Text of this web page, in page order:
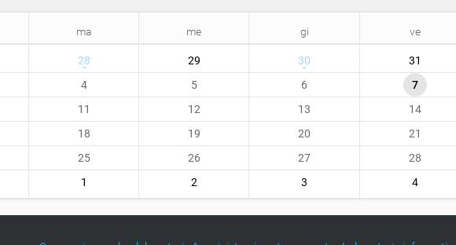
ma me gi ve
28 29 30 31
4 5 6 7
11 12 13 14
18 19 20 21
25 26 27 28
1 2 3 4